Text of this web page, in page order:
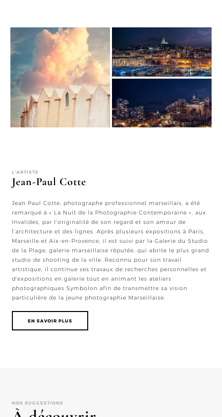
L’ARTISTE
Jean-Paul Cotte
Jean Paul Cotte, photographe professionnel marseillais, a été
remarqué à « La Nuit de la Photographie Contemporaine », aux
Invalides, par l’originalité de son regard et son amour de
l’architecture et des lignes. Après plusieurs expositions à Paris,
Marseille et Aix-en-Provence, il est suivi par la Galerie du Studio
de la Plage, galerie marseillaise réputée, qui abrite le plus grand
studio de shooting de la ville. Reconnu pour son travail
artistique, il continue ses travaux de recherches personnelles et
d’expositions en galerie tout en animant les ateliers
photographiques Symbolon afin de transmettre sa vision
particulière de la jeune photographie Marseillaise.
EN SAVOIR PLUS
NOS SUGGESTIONS